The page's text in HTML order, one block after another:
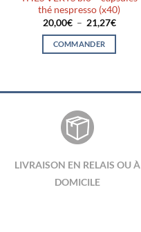
thé nespresso (x40)
20,00€ – 21,27€Plage
à
COMMANDER
a
variations.
Les
options
peuvent
LIVRAISON EN RELAIS OU À
DOMICILE